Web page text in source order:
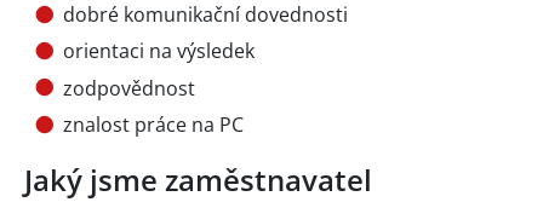
dobré komunikační dovednosti
orientaci na výsledek
zodpovědnost
znalost práce na PC
Jaký jsme zaměstnavatel